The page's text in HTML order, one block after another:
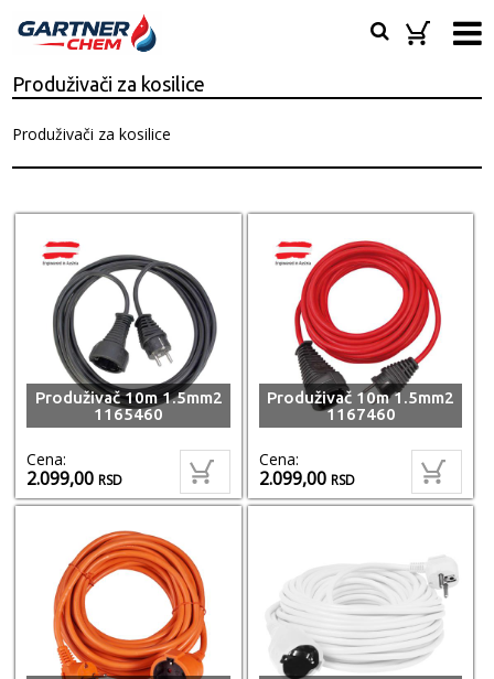
Produživači za kosilice
Produživači za kosilice
Produživač 10m 1.5mm2
1165460
Cena:
2.099,00RSD
Produživač 10m 1.5mm2
1167460
Cena:
2.099,00RSD